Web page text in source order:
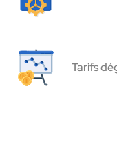
Tarifs